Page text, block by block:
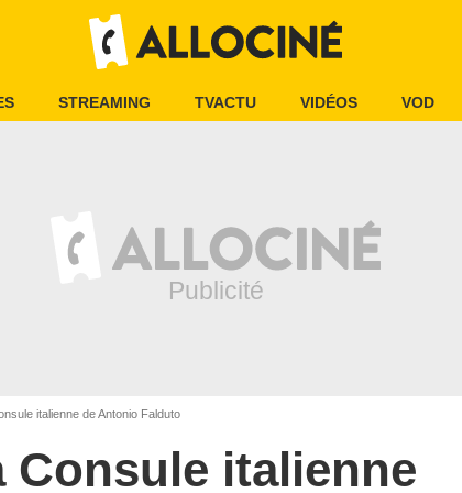
STREAMING TVACTU VIDÉOS VOD
italienne de Antonio Falduto
Consule italienne